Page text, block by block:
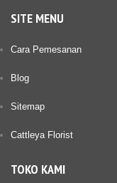
SITE MENU
Cara Pemesanan
Blog
Sitemap
Cattleya Florist
TOKO KAMI